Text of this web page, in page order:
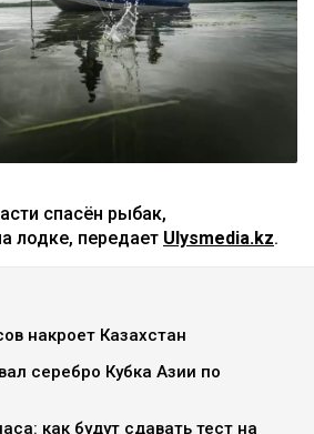
спасён рыбак,
лодке, передает Ulysmedia.kz.
накроет Казахстан
серебро Кубка Азии по
как будут сдавать тест на